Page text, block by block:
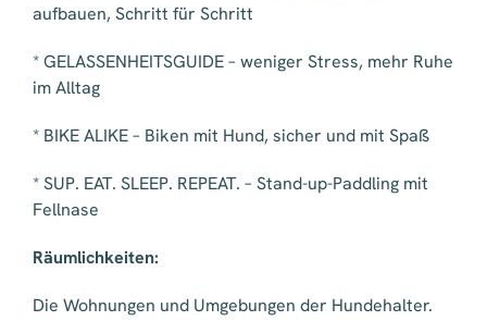
aufbauen, Schritt für Schritt
* GELASSENHEITSGUIDE – weniger Stress, mehr Ruhe
im Alltag
* BIKE ALIKE – Biken mit Hund, sicher und mit Spaß
* SUP. EAT. SLEEP. REPEAT. – Stand-up-Paddling mit
Fellnase
Räumlichkeiten:
Die Wohnungen und Umgebungen der Hundehalter.